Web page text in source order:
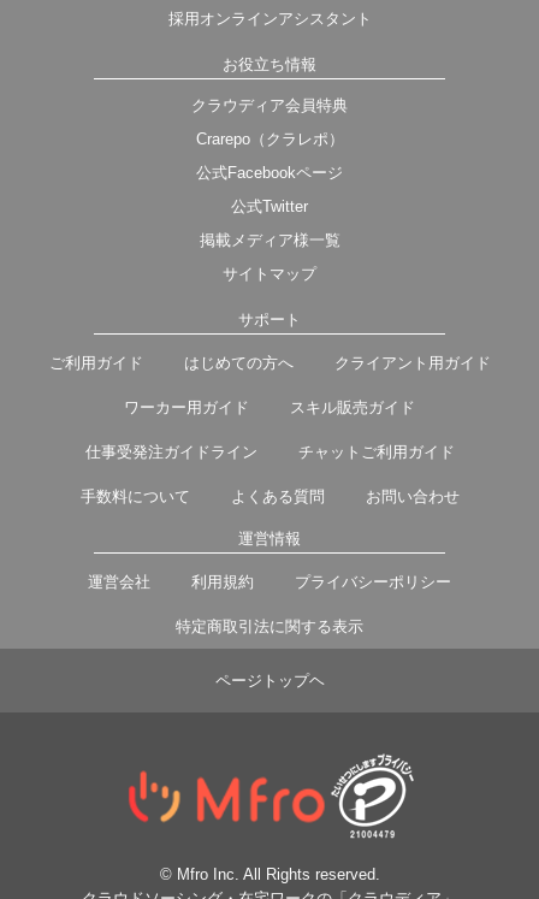
採用オンラインアシスタント
お役立ち情報
クラウディア会員特典
Crarepo（クラレポ）
公式Facebookページ
公式Twitter
掲載メディア様一覧
サイトマップ
サポート
ご利用ガイド はじめての方へ クライアント用ガイド
ワーカー用ガイド スキル販売ガイド
仕事受発注ガイドライン チャットご利用ガイド
手数料について よくある質問 お問い合わせ
運営情報
運営会社 利用規約 プライバシーポリシー
特定商取引法に関する表示
ページトップヘ
© Mfro Inc. All Rights reserved.